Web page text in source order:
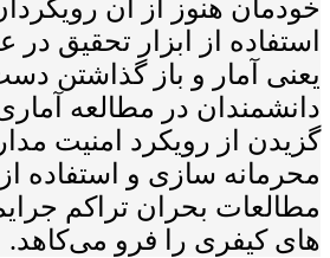
خودمان هنوز از آن
استفاده از ابزار تحقیق در
یعنی آمار و باز گذاشتن
دانشمندان در مطالعه
گزیدن از رویکرد امنیت
محرمانه سازی و استفاده
مطالعات بحران تراکم
های کیفری را فرو می‌کاهد.